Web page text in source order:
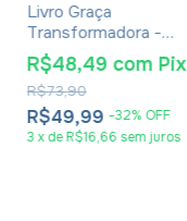
Livro Graça
Transformadora -
Luciano Subirá
R$49,99 -32% OFF
R$73,90
R$48,49 com Pix
3 xdeR$16,66 sem juros